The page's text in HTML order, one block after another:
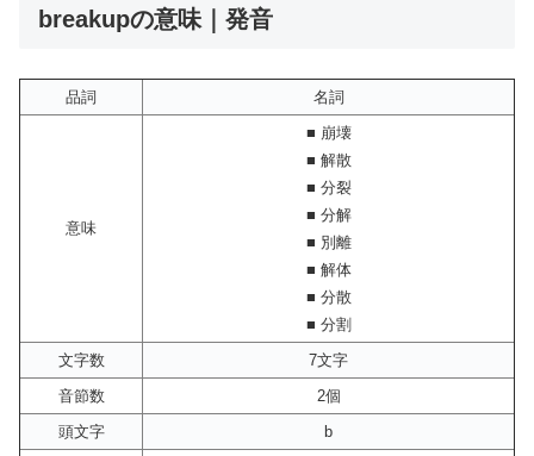
breakupの意味｜発音
品詞 名詞
意味
■ 崩壊
■ 解散
■ 分裂
■ 分解
■ 別離
■ 解体
■ 分散
■ 分割
文字数
7文字
音節数
2個
頭文字
b